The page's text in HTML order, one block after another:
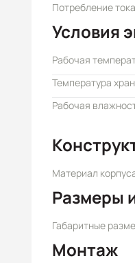
Потребление тока
Условия
Рабочая
Температура
Рабочая
Материал
Размеры
Габаритные
Монтаж